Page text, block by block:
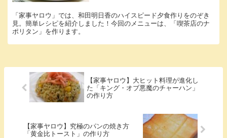
「家事ヤロウ」では、和田明日香のハイスピード夕食作りをのぞき
見。簡単レシピを紹介しました！今回のメニューは、「喫茶店のナ
ポリタン」を作ります。
【家事ヤロウ】大ヒット料理が進化し
た「キング・オブ悪魔のチャーハン」
の作り方
【家事ヤロウ】究極のパンの焼き方
「黄金比トースト」の作り方